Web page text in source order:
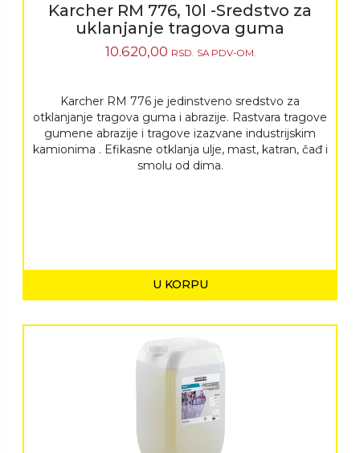
Karcher RM 776, 10l -Sredstvo za
uklanjanje tragova guma
10.620,00 RSD. SA PDV-OM.
Karcher RM 776 je jedinstveno sredstvo za
otklanjanje tragova guma i abrazije. Rastvara tragove
gumene abrazije i tragove izazvane industrijskim
kamionima . Efikasne otklanja ulje, mast, katran, čađ i
smolu od dima.
U KORPU